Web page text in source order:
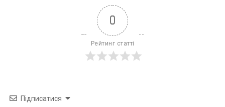
0
Рейтинг статті
Підписатися